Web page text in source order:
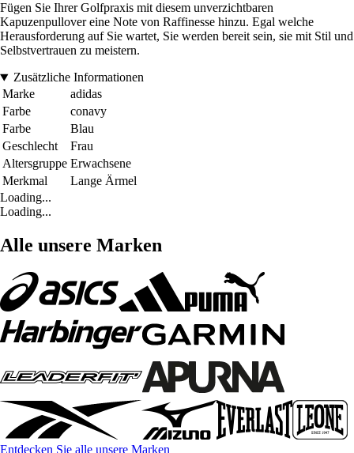
Fügen Sie Ihrer Golfpraxis mit diesem unverzichtbaren
Kapuzenpullover eine Note von Raffinesse hinzu. Egal welche
Herausforderung auf Sie wartet, Sie werden bereit sein, sie mit Stil und
Selbstvertrauen zu meistern.
Zusätzliche Informationen
Marke
adidas
Farbe
conavy
Farbe
Blau
Geschlecht
Frau
Altersgruppe Erwachsene
Merkmal
Lange Ärmel
Loading...
Loading...
Alle unsere Marken
Entdecken Sie alle unsere Marken